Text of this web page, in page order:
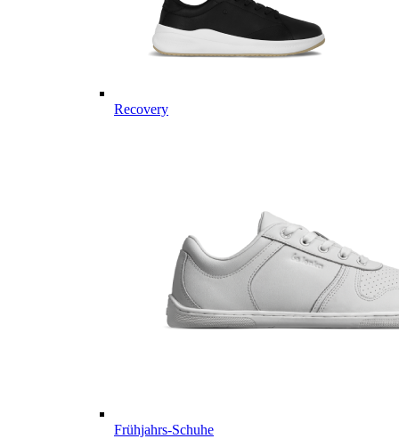
Recovery
Frühjahrs-Schuhe